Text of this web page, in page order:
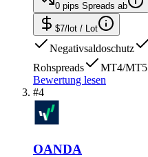
0 pips Spreads ab
$7/lot / Lot
Negativsaldoschutz
Rohspreads
MT4/MT5
Bewertung lesen
#4
OANDA